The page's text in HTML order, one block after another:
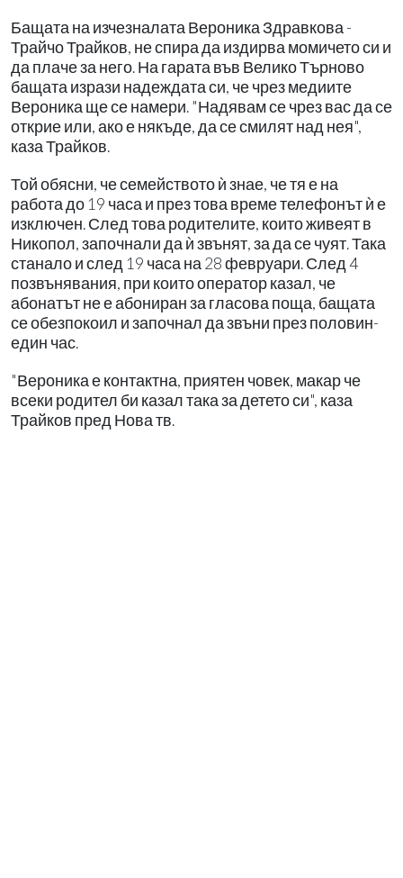
Бащата на изчезналата Вероника Здравкова -
Трайчо Трайков, не спира да издирва момичето си и
да плаче за него. На гарата във Велико Търново
бащата изрази надеждата си, че чрез медиите
Вероника ще се намери. "Надявам се чрез вас да се
открие или, ако е някъде, да се смилят над нея",
каза Трайков.
Той обясни, че семейството ѝ знае, че тя е на
работа до 19 часа и през това време телефонът ѝ е
изключен. След това родителите, които живеят в
Никопол, започнали да ѝ звънят, за да се чуят. Така
станало и след 19 часа на 28 февруари. След 4
позвънявания, при които оператор казал, че
абонатът не е абониран за гласова поща, бащата
се обезпокоил и започнал да звъни през половин-
един час.
"Вероника е контактна, приятен човек, макар че
всеки родител би казал така за детето си", каза
Трайков пред Нова тв.